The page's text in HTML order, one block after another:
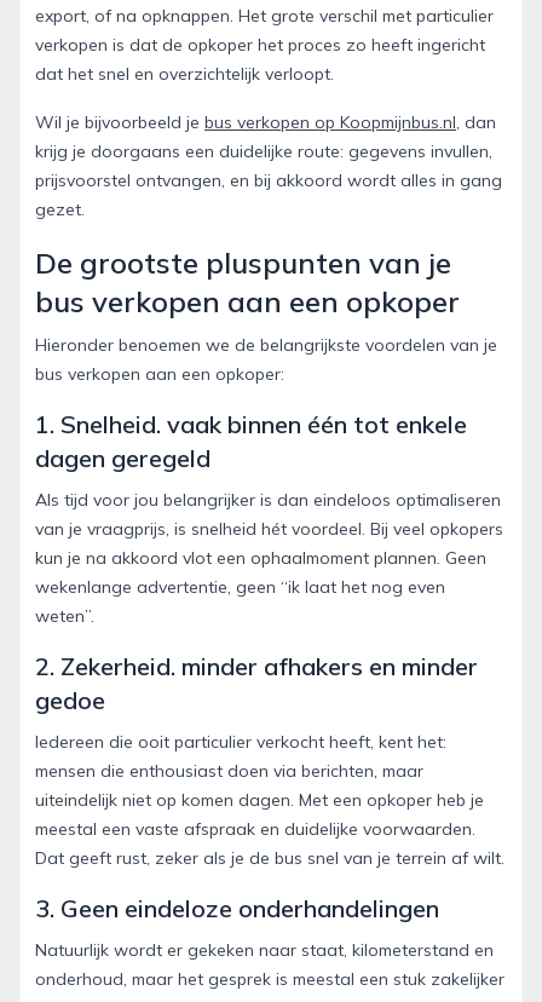
export, of na opknappen. Het grote verschil met particulier
verkopen is dat de opkoper het proces zo heeft ingericht
dat het snel en overzichtelijk verloopt.
Wil je bijvoorbeeld je bus verkopen op Koopmijnbus.nl, dan
krijg je doorgaans een duidelijke route: gegevens invullen,
prijsvoorstel ontvangen, en bij akkoord wordt alles in gang
gezet.
De grootste pluspunten van je
bus verkopen aan een opkoper
Hieronder benoemen we de belangrijkste voordelen van je
bus verkopen aan een opkoper:
1. Snelheid. vaak binnen één tot enkele
dagen geregeld
Als tijd voor jou belangrijker is dan eindeloos optimaliseren
van je vraagprijs, is snelheid hét voordeel. Bij veel opkopers
kun je na akkoord vlot een ophaalmoment plannen. Geen
wekenlange advertentie, geen “ik laat het nog even
weten”.
2. Zekerheid. minder afhakers en minder
gedoe
Iedereen die ooit particulier verkocht heeft, kent het:
mensen die enthousiast doen via berichten, maar
uiteindelijk niet op komen dagen. Met een opkoper heb je
meestal een vaste afspraak en duidelijke voorwaarden.
Dat geeft rust, zeker als je de bus snel van je terrein af wilt.
3. Geen eindeloze onderhandelingen
Natuurlijk wordt er gekeken naar staat, kilometerstand en
onderhoud, maar het gesprek is meestal een stuk zakelijker